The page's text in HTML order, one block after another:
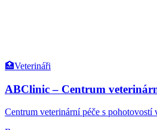
🏥Veterináři
ABClinic – Centrum
Centrum veterinární péče s